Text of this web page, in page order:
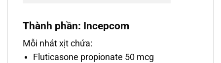
Thành phần: Incepcom
Mỗi nhát xịt chứa:
Fluticasone propionate 50 mcg